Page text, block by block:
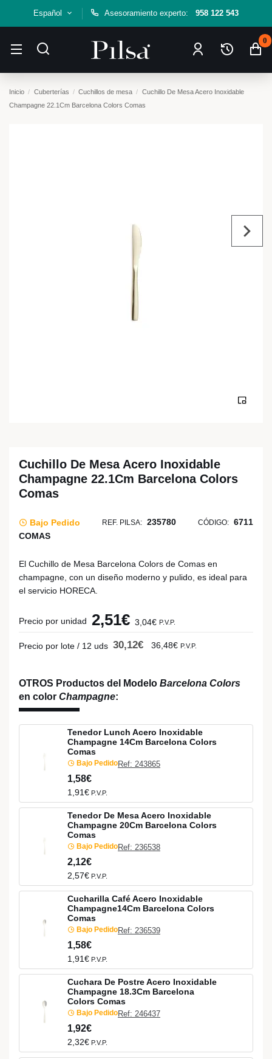
Español Asesoramiento experto: 958 122 543
0
Inicio Cuberterías Cuchillos de mesa
Cuchillo De Mesa Acero Inoxidable
Champagne 22.1Cm Barcelona Colors Comas
Cuchillo De Mesa Acero Inoxidable
Champagne 22.1Cm Barcelona Colors
Comas
Bajo Pedido REF. PILSA: 235780 CÓDIGO: 6711
COMAS
El Cuchillo de Mesa Barcelona Colors de Comas en
champagne, con un diseño moderno y pulido, es ideal para
el servicio HORECA.
Precio por unidad 2,51€ 3,04€ P.V.P.
Precio por lote / 12 uds 30,12€ 36,48€ P.V.P.
OTROS Productos del Modelo Barcelona Colors
en color Champagne:
Tenedor Lunch Acero Inoxidable
Champagne 14Cm Barcelona Colors
Comas
Bajo PedidoRef: 243865
1,58€
1,91€ P.V.P.
Tenedor De Mesa Acero Inoxidable
Champagne 20Cm Barcelona Colors
Comas
Bajo PedidoRef: 236538
2,12€
2,57€ P.V.P.
Cucharilla Café Acero Inoxidable
Champagne14Cm Barcelona Colors
Comas
Bajo PedidoRef: 236539
1,58€
1,91€ P.V.P.
Cuchara De Postre Acero Inoxidable
Champagne 18.3Cm Barcelona
Colors Comas
Bajo PedidoRef: 246437
1,92€
2,32€ P.V.P.